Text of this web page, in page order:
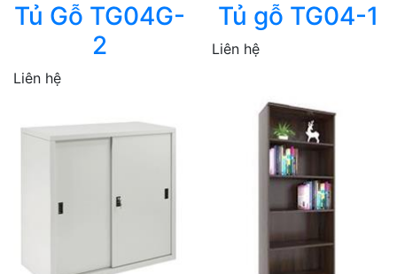
Tủ Gỗ TG04G-
2
Liên hệ
Tủ gỗ TG04-1
Liên hệ